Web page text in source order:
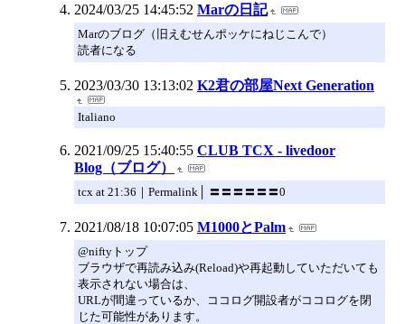
2024/03/25 14:45:52 Marの日記
Marのブログ（旧えむせんポッケにねじこんで）
読者になる
2023/03/30 13:13:02 K2君の部屋Next Generation
Italiano
2021/09/25 15:40:55 CLUB TCX - livedoor
Blog（ブログ）
tcx at 21:36｜Permalink│ 〓〓〓〓〓〓0
2021/08/18 10:07:05 M1000とPalm
@niftyトップ
ブラウザで再読み込み(Reload)や再起動していただいても
表示されない場合は、
URLが間違っているか、ココログ開設者がココログを閉
じた可能性があります。